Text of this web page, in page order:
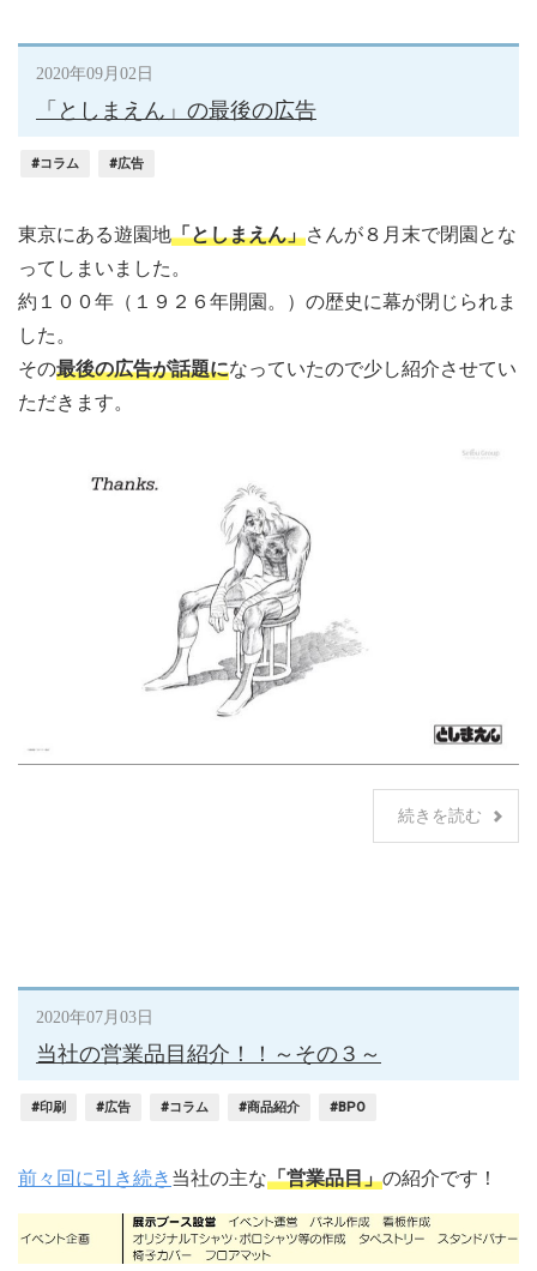
2020年09月02日
「としまえん」の最後の広告
#コラム #広告
東京にある遊園地「としまえん」さんが８月末で閉園とな
ってしまいました。
約１００年（１９２６年開園。）の歴史に幕が閉じられま
した。
その最後の広告が話題になっていたので少し紹介させてい
ただきます。
続きを読む
2020年07月03日
当社の営業品目紹介！！～その３～
#印刷 #広告 #コラム #商品紹介 #BPO
前々回に引き続き 当社の主な「営業品目」の紹介です！